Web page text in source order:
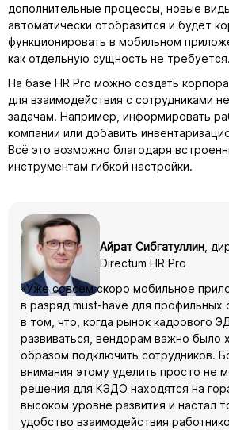
дополнительные процессы, новые
автоматически отобразится и будет
функционировать в мобильном
как отдельную сущность не требуется.
На базе HR Pro можно создать
для взаимодействия с сотрудниками
задачам. Например, информировать
компании или добавить
Всё это возможно благодаря
инструментам гибкой настройки.
Айрат Сибгатуллин,
Directum HR Pro
«Уже совсем скоро мобильное
в разряд must-have для профильных
в том, что, когда рынок кадрового
развиваться, вендорам важно было
образом подключить сотрудников.
внимания этому уделить просто не
решения для КЭДО находятся на
высоком уровне развития и настал
удобство взаимодействия